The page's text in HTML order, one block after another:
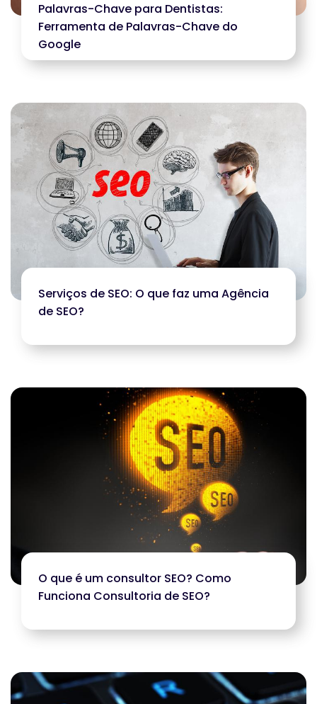
Palavras-Chave para Dentistas:
Ferramenta de Palavras-Chave do
Google
Serviços de SEO: O que faz uma Agência
de SEO?
O que é um consultor SEO? Como
Funciona Consultoria de SEO?